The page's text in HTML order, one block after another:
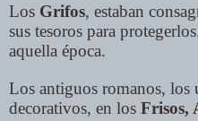
Los Grifos, estaban
sus tesoros para
aquella época.
Los antiguos romanos, los
decorativos, en los Frisos,